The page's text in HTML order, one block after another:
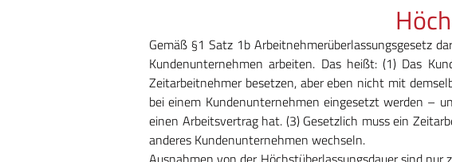
Gemäß §1 Satz 1b Arbeitnehmerüberlassungsgesetz
Kundenunternehmen arbeiten. Das heißt: (1) Das
Zeitarbeitnehmer besetzen, aber eben nicht mit
bei einem Kundenunternehmen eingesetzt werden –
einen Arbeitsvertrag hat. (3) Gesetzlich muss ein
anderes Kundenunternehmen wechseln.